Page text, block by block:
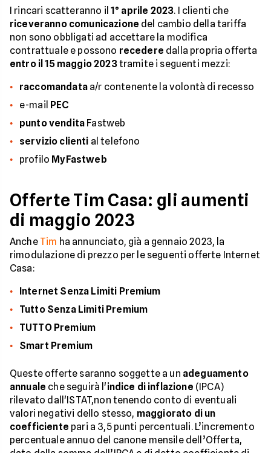
I rincari scatteranno il 1° aprile 2023. I clienti che
riceveranno comunicazione del cambio della tariffa
non sono obbligati ad accettare la modifica
contrattuale e possono recedere dalla propria offerta
entro il 15 maggio 2023tramite i seguenti mezzi:
raccomandataa/r contenente la volontà di recesso
e-mail PEC
punto vendita Fastweb
servizio clienti al telefono
profilo MyFastweb
Offerte Tim Casa: gli aumenti
di maggio 2023
Anche Tim ha annunciato, già a gennaio 2023, la
rimodulazione di prezzo per le seguenti offerte Internet
Casa:
Internet Senza Limiti Premium
Tutto Senza Limiti Premium
TUTTO Premium
Smart Premium
Queste offerte saranno soggette a un adeguamento
annuale che seguirà l'indice di inflazione (IPCA)
rilevato dall'ISTAT,non tenendo conto di eventuali
valori negativi dello stesso, maggiorato di un
coefficiente pari a 3,5 punti percentuali. L’incremento
percentuale annuo del canone mensile dell’Offerta,